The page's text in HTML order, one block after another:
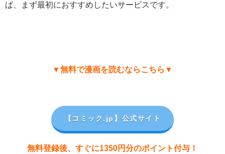
ば、まず最初におすすめしたいサービスです。
▼無料で漫画を読むならこちら▼
【コミック.jp 】公式サイト
無料登録後、すぐに1350円分のポイント付与！